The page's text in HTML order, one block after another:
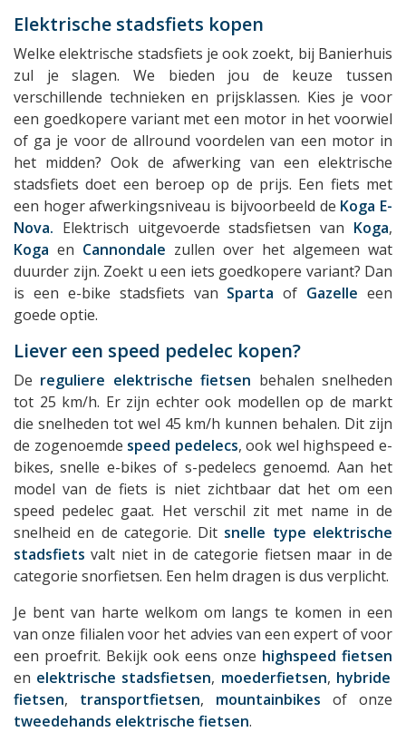
Elektrische stadsfiets kopen
Welke elektrische stadsfiets je ook zoekt, bij Banierhuis
zul je slagen. We bieden jou de keuze tussen
verschillende technieken en prijsklassen. Kies je voor
een goedkopere variant met een motor in het voorwiel
of ga je voor de allround voordelen van een motor in
het midden? Ook de afwerking van een elektrische
stadsfiets doet een beroep op de prijs. Een fiets met
een hoger afwerkingsniveau is bijvoorbeeld de Koga E-
Nova. Elektrisch uitgevoerde stadsfietsen van Koga,
Koga en Cannondale zullen over het algemeen wat
duurder zijn. Zoekt u een iets goedkopere variant? Dan
is een e-bike stadsfiets van Sparta of Gazelle een
goede optie.
Liever een speed pedelec kopen?
De reguliere elektrische fietsen behalen snelheden
tot 25 km/h. Er zijn echter ook modellen op de markt
die snelheden tot wel 45 km/h kunnen behalen. Dit zijn
de zogenoemde speed pedelecs, ook wel highspeed e-
bikes, snelle e-bikes of s-pedelecs genoemd. Aan het
model van de fiets is niet zichtbaar dat het om een
speed pedelec gaat. Het verschil zit met name in de
snelheid en de categorie. Dit snelle type elektrische
stadsfiets valt niet in de categorie fietsen maar in de
categorie snorfietsen. Een helm dragen is dus verplicht.
Je bent van harte welkom om langs te komen in een
van onze filialen voor het advies van een expert of voor
een proefrit. Bekijk ook eens onze highspeed fietsen
en elektrische stadsfietsen, moederfietsen, hybride
fietsen, transportfietsen, mountainbikes of onze
tweedehands elektrische fietsen.